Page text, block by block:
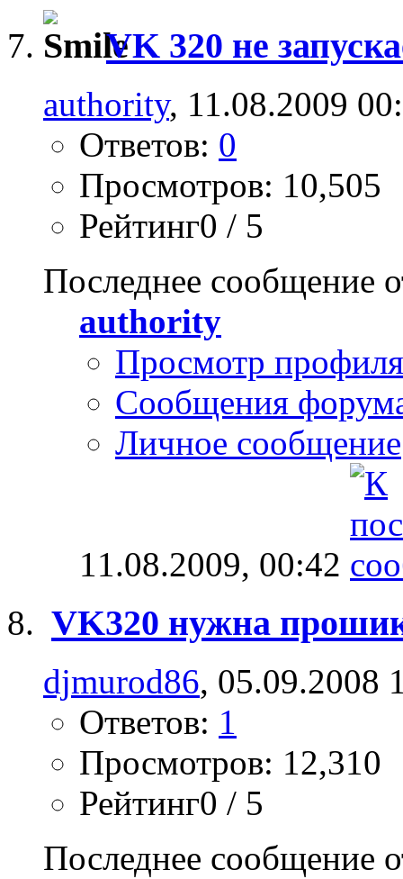
VK 320 не
authority, 11.08.2009
Ответов: 0
Просмотров: 10,505
Рейтинг0 / 5
Последнее сообщение
authority
Просмотр профиля
Сообщения
Личное сообщение
11.08.2009, 00:42
VK320 нужна
djmurod86, 05.09.2008
Ответов: 1
Просмотров: 12,310
Рейтинг0 / 5
Последнее сообщение